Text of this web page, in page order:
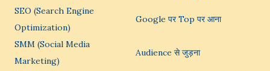
SEO (Search Engine
Optimization)
Google पर Top पर आना
SMM (Social Media
Marketing)
Audience से जुड़ना